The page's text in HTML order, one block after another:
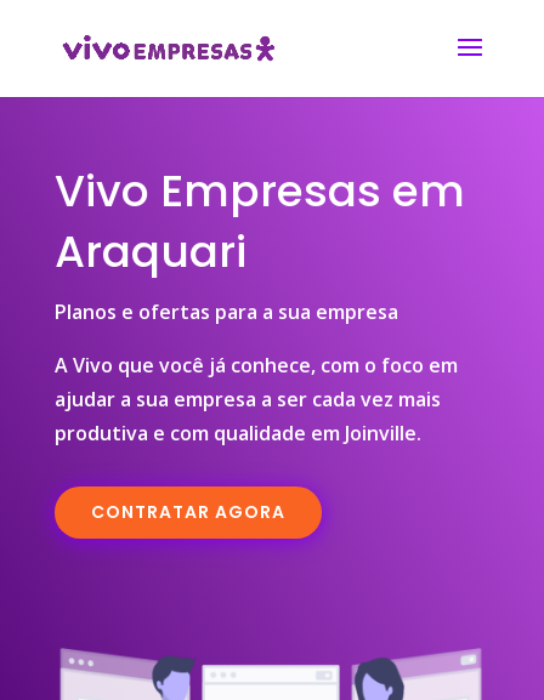
Vivo Empresas em
Araquari
Planos e ofertas para a sua empresa
A Vivo que você já conhece, com o foco em
ajudar a sua empresa a ser cada vez mais
produtiva e com qualidade em Joinville.
CONTRATAR AGORA